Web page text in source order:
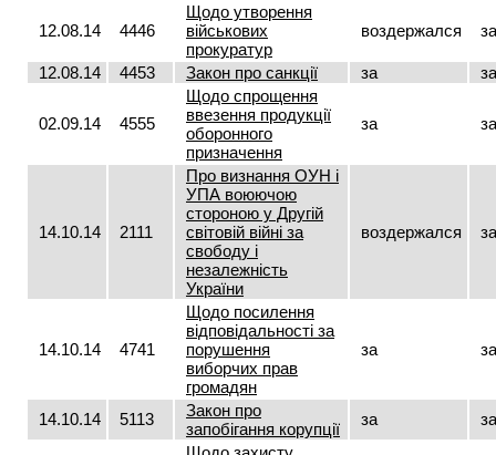
12.08.14 4446
Щодо утворення
військових
прокуратур
воздержался за
12.08.14 4453 Закон про санкції за за
02.09.14 4555
Щодо спрощення
ввезення продукції
оборонного
призначення
за за
14.10.14 2111
Про визнання ОУН і
УПА воюючою
стороною у Другій
світовій війні за
свободу і
незалежність
України
воздержался за
14.10.14 4741
Щодо посилення
відповідальності за
порушення
виборчих прав
громадян
за за
14.10.14 5113
Закон про
запобігання корупції
за за